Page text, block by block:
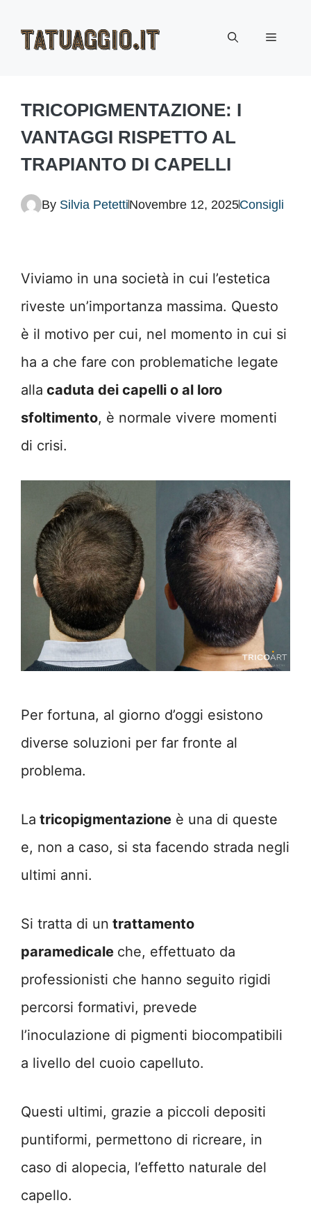
Menu
TRICOPIGMENTAZIONE: I
VANTAGGI RISPETTO AL
TRAPIANTO DI CAPELLI
By Silvia PetettiNovembre 12, 2025Consigli
Viviamo in una società in cui l’estetica
riveste un’importanza massima. Questo
è il motivo per cui, nel momento in cui si
ha a che fare con problematiche legate
alla caduta dei capelli o al loro
sfoltimento, è normale vivere momenti
di crisi.
Per fortuna, al giorno d’oggi esistono
diverse soluzioni per far fronte al
problema.
La tricopigmentazione è una di queste
e, non a caso, si sta facendo strada negli
ultimi anni.
Si tratta di un trattamento
paramedicale che, effettuato da
professionisti che hanno seguito rigidi
percorsi formativi, prevede
l’inoculazione di pigmenti biocompatibili
a livello del cuoio capelluto.
Questi ultimi, grazie a piccoli depositi
puntiformi, permettono di ricreare, in
caso di alopecia, l’effetto naturale del
capello.